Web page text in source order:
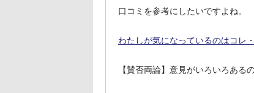
口コミを参考にしたいですよね。
わたしが気になっているのはコレ
【賛否両論】意見がいろいろある